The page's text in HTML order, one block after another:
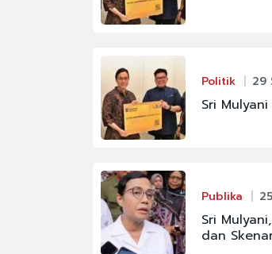
Politik 29
Sri
Publika
Sri
dan